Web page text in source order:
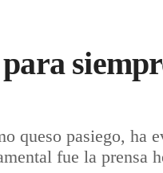
queso pasiego, ha
fue la prensa